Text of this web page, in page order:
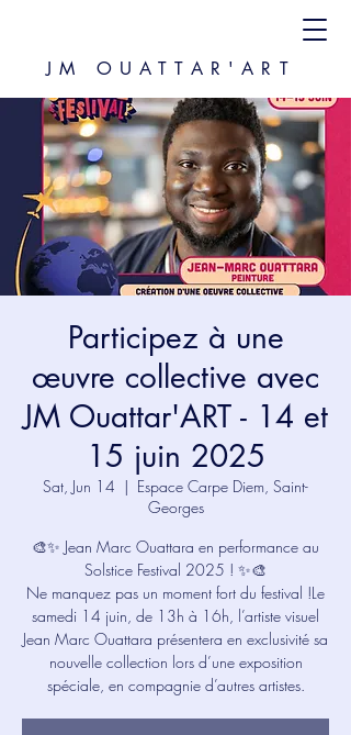
JM OUATTAR'ART
Participez à une
œuvre collective avec
JM Ouattar'ART - 14 et
15 juin 2025
Sat, Jun 14
  |
Espace Carpe Diem, Saint-
Georges
🎨✨ Jean Marc Ouattara en performance au
Solstice Festival 2025 ! ✨🎨
Ne manquez pas un moment fort du festival !Le
samedi 14 juin, de 13h à 16h, l’artiste visuel
Jean Marc Ouattara présentera en exclusivité sa
nouvelle collection lors d’une exposition
spéciale, en compagnie d’autres artistes.